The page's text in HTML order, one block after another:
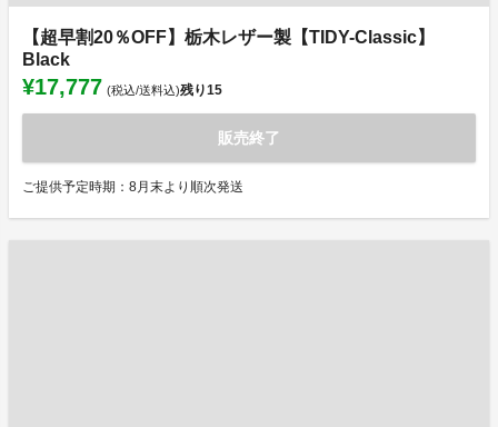
【超早割20％OFF】栃木レザー製【TIDY-Classic】
Black
¥17,777 (税込/送料込)残り15
販売終了
ご提供予定時期：8月末より順次発送